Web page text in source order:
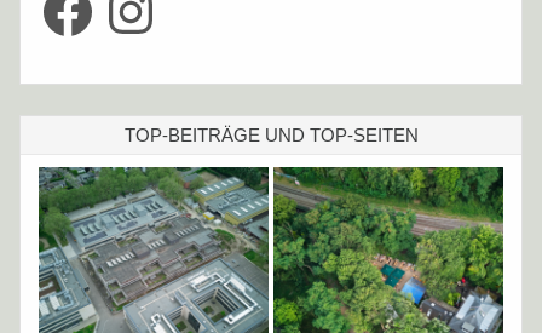
TOP-BEITRÄGE UND TOP-SEITEN